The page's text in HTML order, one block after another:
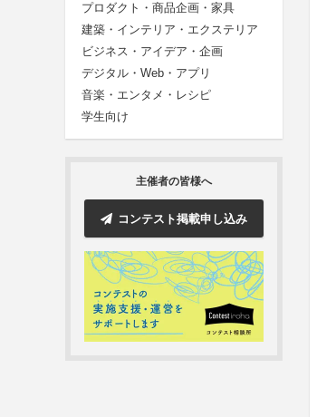
プロダクト・商品企画・家具
建築・インテリア・エクステリア
ビジネス・アイデア・企画
デジタル・Web・アプリ
音楽・エンタメ・レシピ
学生向け
主催者の皆様へ
コンテスト掲載申し込み